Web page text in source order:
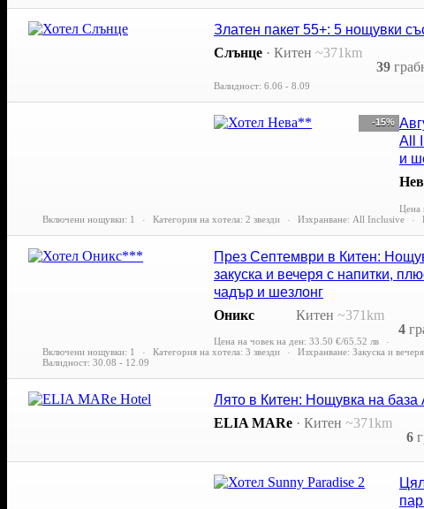
Златен пакет 55+: 5 нощувки
Слънце · Китен ~371km
39
Валидност: 6.06 - 8.09
-15%
All
и
Цена
Включени нощувки: 1
Категория на хотела: 2 звезди Изхранване: All Inclusive
През Септември в Китен:
закуска и вечеря с напитки,
чадър и шезлонг
Оникс
Китен ~371km
4
Цена на човек на ден: 33.50 €/65.52 лв
Включени нощувки: 1
Категория на хотела: 3 звезди
Изхранване: Закуска и вечеря
Валидност: 30.08 - 12.09
Лято в Китен: Нощувка на
ELIA MARe · Китен ~371km
6